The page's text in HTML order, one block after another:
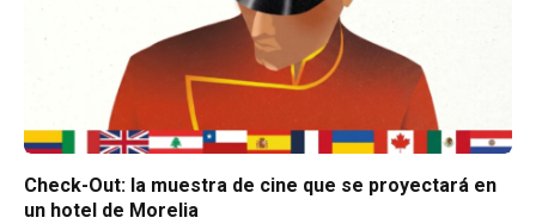
Check-Out: la muestra de cine que se proyectará en
un hotel de Morelia